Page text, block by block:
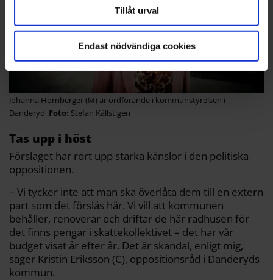
Tillåt urval
Endast nödvändiga cookies
Johanna Hornberger (M) är ordförande i kommunstyrelsen i
Danderyd.
Stefan Källstigen
Tas upp i höst
Förslaget har rört upp starka känslor i den politiska
oppositionen.
– Vi tycker inte att man ska överlåta dem till en extern
part som det förslås här. Vi vill att kommunen
behåller, renoverar och driftar de här radhusen för
det finns pengar i skattekollektivet – det har vår
budget visat år efter år. Det är skandal, enligt mig,
säger Kristin Eriksson (C), oppositionsråd i Danderyds
kommun.